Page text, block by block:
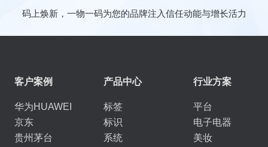
码上焕新，一物一码为您的品牌注入信任动能与增长活力
客户案例
华为HUAWEI
京东
贵州茅台
产品中心
标签
标识
系统
行业方案
平台
电子电器
美妆